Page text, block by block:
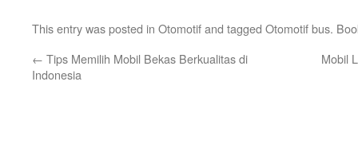
This entry was posted in Otomotifand tagged Otomotif bus.
← Tips Memilih Mobil Bekas Berkualitas di
Indonesia
Mobil